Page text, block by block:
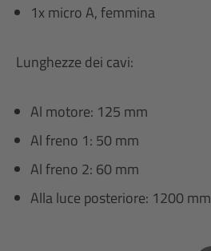
1x micro A, femmina
Lunghezze dei cavi:
Al motore: 125 mm
Al freno 1: 50 mm
Al freno 2: 60 mm
Alla luce posteriore: 1200 mm